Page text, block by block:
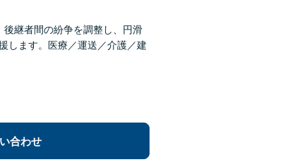
後継者間の紛争を調整し、円滑
します。医療／運送／介護／建
合わせ